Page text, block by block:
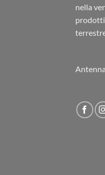
nella
prodotti